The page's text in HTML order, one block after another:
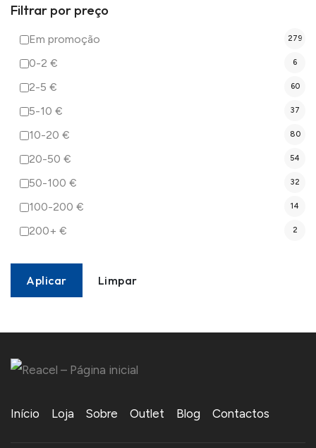
8 mm (extra-longa)
Não Definido 54
Filtrar por preço
Em promoção 279
0-2 € 6
2-5 € 60
5-10 € 37
10-20 € 80
20-50 € 54
50-100 € 32
100-200 € 14
200+ € 2
Aplicar Limpar
Início Loja Sobre Outlet Blog Contactos